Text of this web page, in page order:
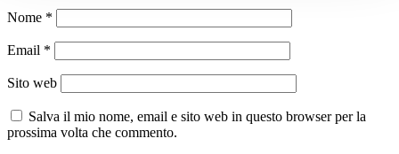
Nome *
Email *
Sito web
Salva il mio nome, email e sito web in questo browser per la
prossima volta che commento.